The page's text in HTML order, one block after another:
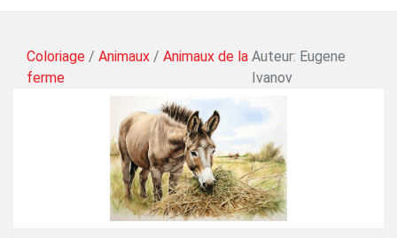
Coloriage / Animaux / Animaux de la
ferme
Auteur: Eugene
Ivanov